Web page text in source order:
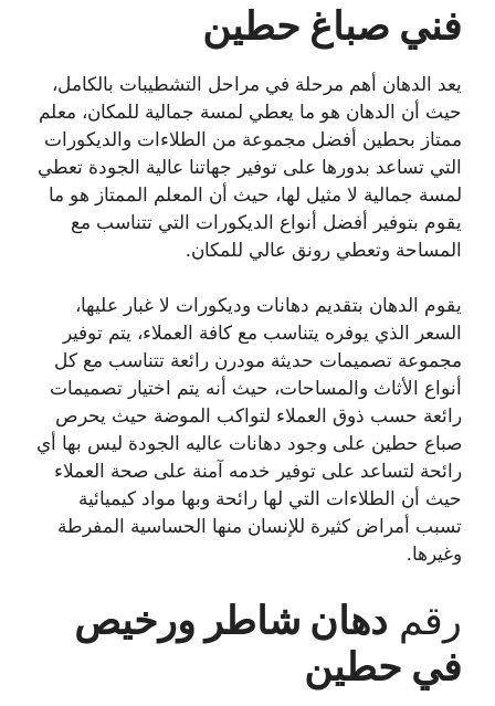
فني صباغ حطين
يعد الدهان أهم مرحلة في مراحل التشطيبات بالكامل،
حيث أن الدهان هو ما يعطي لمسة جمالية للمكان، معلم
ممتاز بحطين أفضل مجموعة من الطلاءات والديكورات
التي تساعد بدورها على توفير جهاتنا عالية الجودة تعطي
لمسة جمالية لا مثيل لها، حيث أن المعلم الممتاز هو ما
يقوم بتوفير أفضل أنواع الديكورات التي تتناسب مع
المساحة وتعطي رونق عالي للمكان.
يقوم الدهان بتقديم دهانات وديكورات لا غبار عليها،
السعر الذي يوفره يتناسب مع كافة العملاء، يتم توفير
مجموعة تصميمات حديثة مودرن رائعة تتناسب مع كل
أنواع الأثاث والمساحات، حيث أنه يتم اختيار تصميمات
رائعة حسب ذوق العملاء لتواكب الموضة حيث يحرص
صباع حطين على وجود دهانات عاليه الجودة ليس بها أي
رائحة لتساعد على توفير خدمه آمنة على صحة العملاء
حيث أن الطلاءات التي لها رائحة وبها مواد كيميائية
تسبب أمراض كثيرة للإنسان منها الحساسية المفرطة
وغيرها.
رقم دهان شاطر ورخيص
في حطين